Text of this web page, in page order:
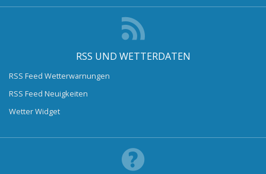
RSS UND WETTERDATEN
RSS Feed Wetterwarnungen
RSS Feed Neuigkeiten
Wetter Widget